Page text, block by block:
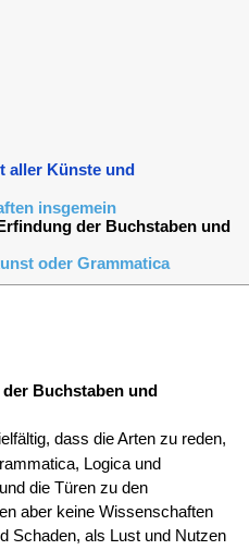
aller Künste und
insgemein
der Buchstaben und
oder Grammatica
Buchstaben und
dass die Arten zu reden,
Logica und
die Türen zu den
aber keine Wissenschaften
Schaden, als Lust und Nutzen